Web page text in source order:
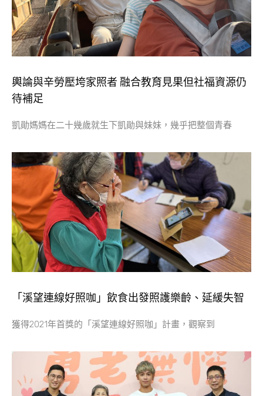
​輿論與辛勞壓垮家照者 融合教育見果但社福資源仍
待補足
凱勛媽媽在二十幾歲就生下凱勛與妹妹，幾乎把整個青春
「溪望連線好照咖」飲食出發照護樂齡、延緩失智
獲得2021年首獎的「溪望連線好照咖」計畫，觀察到